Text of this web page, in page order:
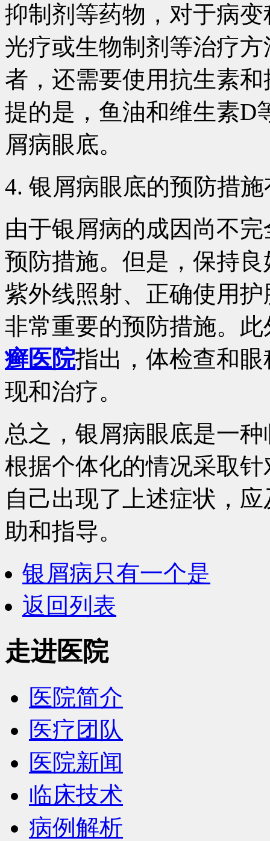
抑制剂等药物，对于病
光疗或生物制剂等治疗
者，还需要使用抗生素
提的是，鱼油和维生素D
屑病眼底。
4. 银屑病眼底的预防措
由于银屑病的成因尚不
预防措施。但是，保持
紫外线照射、正确使用
非常重要的预防措施。
癣医院指出，体检查和
现和治疗。
总之，银屑病眼底是一
根据个体化的情况采取
自己出现了上述症状，
助和指导。
银屑病只有一个是
返回列表
走进医院
医院简介
医疗团队
医院新闻
临床技术
病例解析